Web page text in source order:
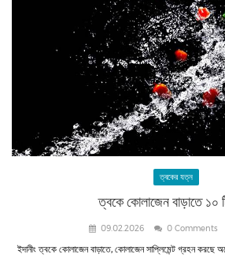
ত্বকের যত্ন
ত্বকে কোলাজেন বাড়াতে ১০
09.02.2026 0 Comments
ইদানীং ত্বকে কোলাজেন বাড়াতে, কোলাজেন সাপ্লিমেন্ট গ্রহন করছে